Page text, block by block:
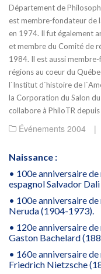
Département de
est membre-fondateur de
en 1974. Il fut également
et membre du Comité de
1984. Il est aussi
régions au coeur du
l`Institut d`histoire de
la Corporation du Salon
collabore à PhiloTR
Événements 2004 |
Naissance :
• 100e anniversaire
espagnol Salvador
• 100e anniversaire
Neruda (1904-1973).
• 120e anniversaire
Gaston Bachelard
• 160e anniversaire
Friedrich Nietzsche